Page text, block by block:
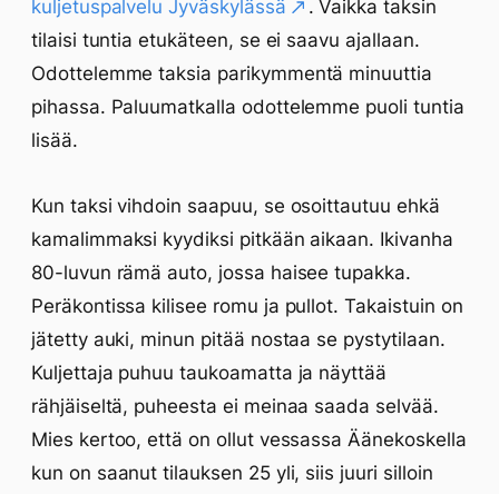
kuljetuspalvelu Jyväskylässä
. Vaikka taksin
tilaisi tuntia etukäteen, se ei saavu ajallaan.
Odottelemme taksia parikymmentä minuuttia
pihassa. Paluumatkalla odottelemme puoli tuntia
lisää.
Kun taksi vihdoin saapuu, se osoittautuu ehkä
kamalimmaksi kyydiksi pitkään aikaan. Ikivanha
80-luvun rämä auto, jossa haisee tupakka.
Peräkontissa kilisee romu ja pullot. Takaistuin on
jätetty auki, minun pitää nostaa se pystytilaan.
Kuljettaja puhuu taukoamatta ja näyttää
rähjäiseltä, puheesta ei meinaa saada selvää.
Mies kertoo, että on ollut vessassa Äänekoskella
kun on saanut tilauksen 25 yli, siis juuri silloin